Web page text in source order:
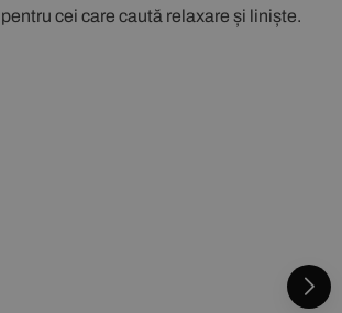
cei care caută relaxare și liniște.